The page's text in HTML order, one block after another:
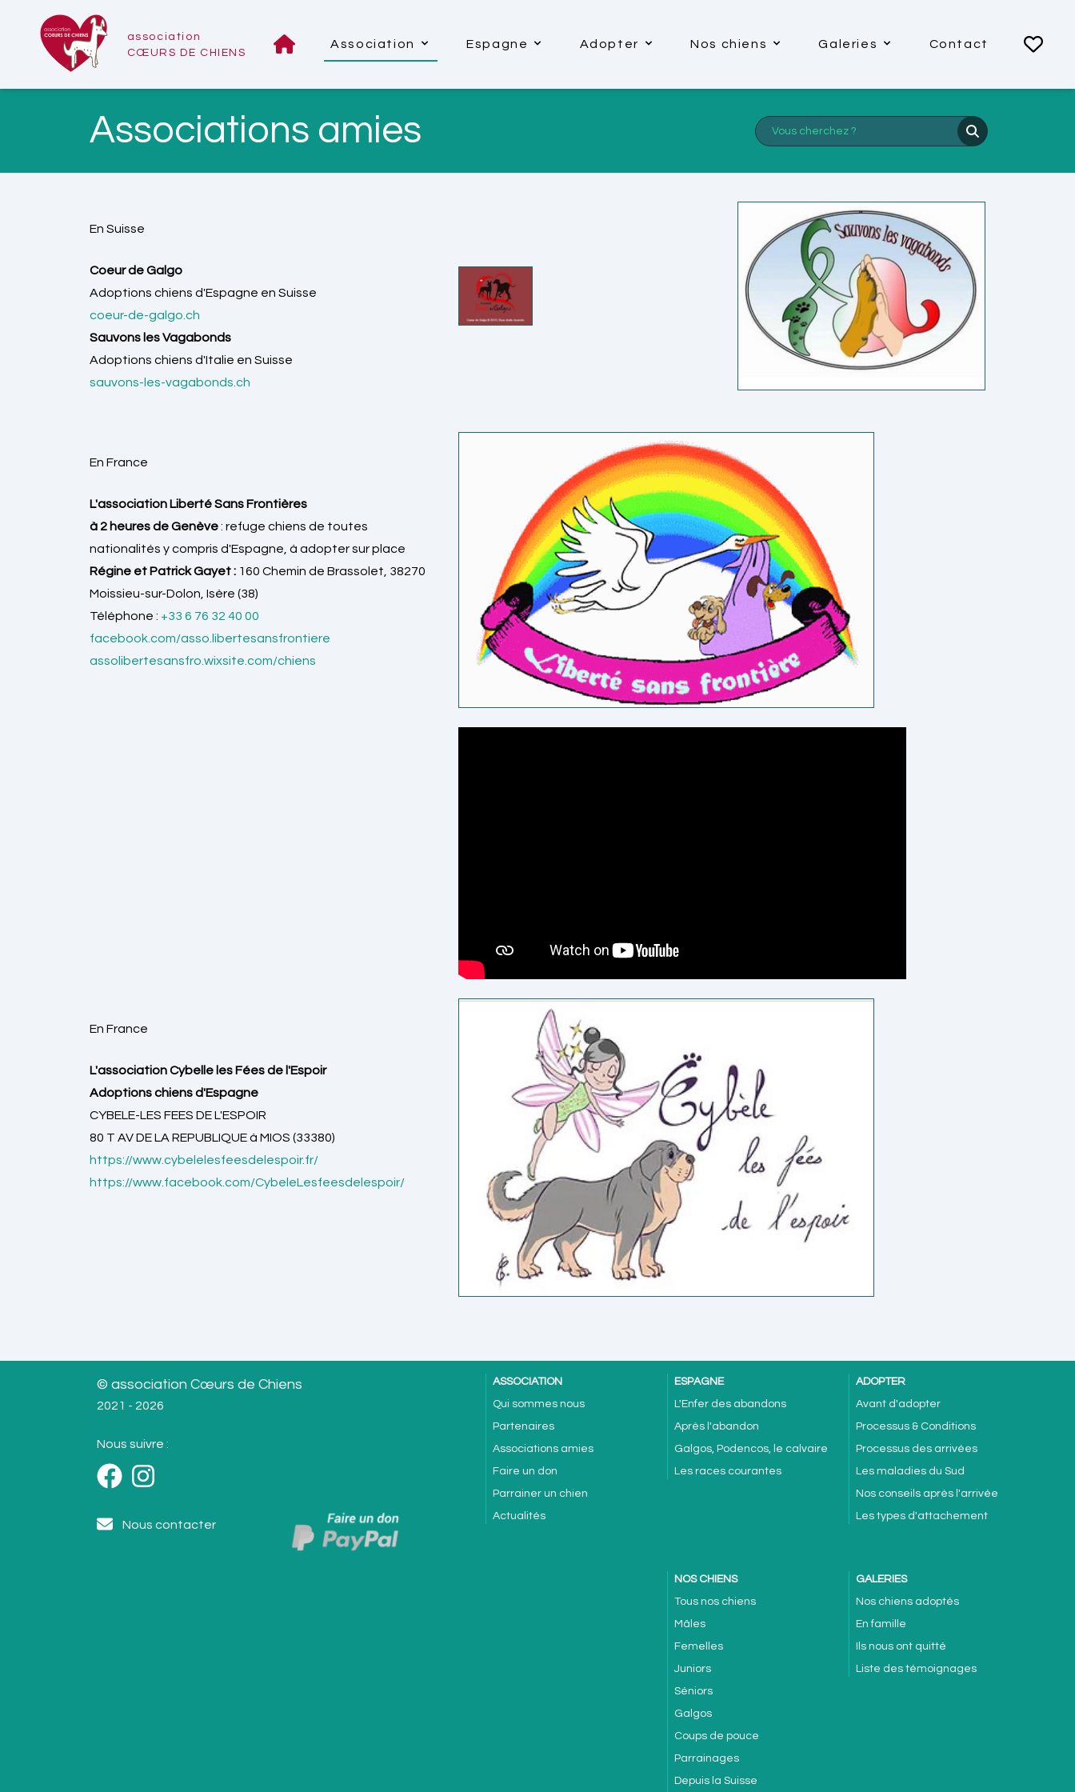
association
CŒURS DE CHIENS
Association Espagne Adopter Nos chiens Galeries Contact
Associations amies
En Suisse
Coeur de Galgo
Adoptions chiens d'Espagne en Suisse
coeur-de-galgo.ch
Sauvons les Vagabonds
Adoptions chiens d'Italie en Suisse
sauvons-les-vagabonds.ch
En France
L'association Liberté Sans Frontières
à 2 heures de Genève: refuge chiens de toutes
nationalités y compris d'Espagne, à adopter sur place
Régine et Patrick Gayet : 160 Chemin de Brassolet, 38270
Moissieu-sur-Dolon, Isère (38)
Téléphone : +33 6 76 32 40 00
facebook.com/asso.libertesansfrontiere
assolibertesansfro.wixsite.com/chiens
En France
L'association Cybelle les Fées de l'Espoir
Adoptions chiens d'Espagne
CYBELE-LES FEES DE L'ESPOIR
80 T AV DE LA REPUBLIQUE à MIOS (33380)
https://www.cybelelesfeesdelespoir.fr/
https://www.facebook.com/CybeleLesfeesdelespoir/
© association Cœurs de Chiens
2021 - 2026
Nous suivre :
Nous contacter
ASSOCIATION
Qui sommes nous
Partenaires
Associations amies
Faire un don
Parrainer un chien
Actualités
ESPAGNE
L'Enfer des abandons
Après l'abandon
Galgos, Podencos, le calvaire
Les races courantes
ADOPTER
Avant d'adopter
Processus & Conditions
Processus des arrivées
Les maladies du Sud
Nos conseils après l'arrivée
Les types d'attachement
NOS CHIENS
Tous nos chiens
Mâles
Femelles
Juniors
Séniors
Galgos
Coups de pouce
Parrainages
Depuis la Suisse
GALERIES
Nos chiens adoptés
En famille
Ils nous ont quitté
Liste des témoignages